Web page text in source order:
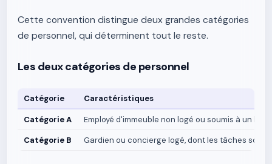
Cette convention distingue deux grandes catégories
de personnel, qui déterminent tout le reste.
Les deux catégories de personnel
Catégorie Caractéristiques
Catégorie A
Employé d'immeuble non logé ou soumis à un
Catégorie B
Gardien ou concierge logé, dont les tâches sont